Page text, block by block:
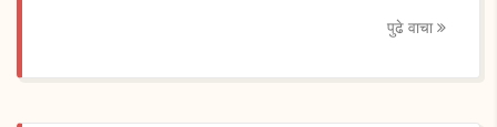
पुढे वाचा